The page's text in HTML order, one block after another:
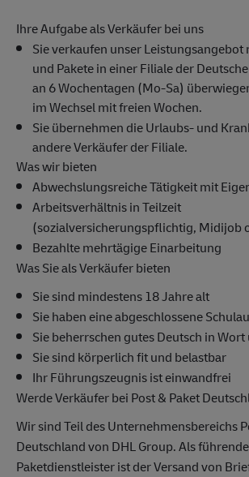
Ihre Aufgabe als Verkäufer bei uns
Sie verkaufen unser
und Pakete in einer Filiale der
an 6 Wochentagen (Mo-Sa)
im Wechsel mit freien Wochen.
Sie übernehmen die Urlaubs- und
andere Verkäufer der Filiale.
Was wir bieten
Abwechslungsreiche Tätigkeit mit
Arbeitsverhältnis in Teilzeit
(sozialversicherungspflichtig, Midijob
Bezahlte mehrtägige Einarbeitung
Was Sie als Verkäufer bieten
Sie sind mindestens 18 Jahre alt
Sie haben eine abgeschlossene
Sie beherrschen gutes Deutsch in
Sie sind körperlich fit und belastbar
Ihr Führungszeugnis ist einwandfrei
Werde Verkäufer bei Post & Paket
Wir sind Teil des Unternehmensbereichs
Deutschland von DHL Group. Als
Paketdienstleister ist der Versand von